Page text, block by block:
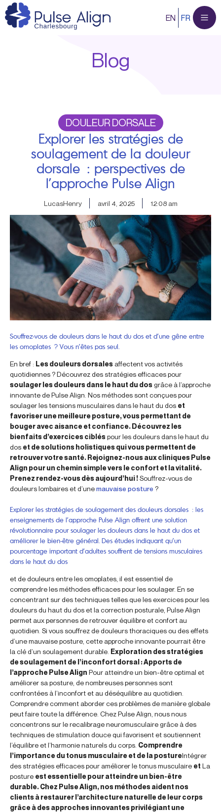
Aller
au
EN FR
Blog
DOULEUR DORSALE
Explorer les stratégies de
soulagement de la douleur
dorsale : perspectives de
l’approche Pulse Align
LucasHenry avril 4, 2025 12:08 am
Souffrez-vous de douleurs dans le haut du dos et d’une gêne entre
les omoplates ? Vous n’êtes pas seul.
En bref : Les douleurs dorsales affectent vos activités
quotidiennes ? Découvrez des stratégies efficaces pour
soulager les douleurs dans le haut du dos grâce à l’approche
innovante de Pulse Align. Nos méthodes sont conçues pour
soulager les tensions musculaires dans le haut du dos et
favoriser une meilleure posture, vous permettant de
bouger avec aisance et confiance. Découvrez les
bienfaits d’exercices cibléspour les douleurs dans le haut du
dos et de solutions holistiques qui vous permettent de
retrouver votre santé. Rejoignez-nous aux cliniques Pulse
Align pour un chemin simple vers le confort et la vitalité.
Prenez rendez-vous dès aujourd’hui !Souffrez-vous de
douleurs lombaires et d’unemauvaise posture ?
Explorer les stratégies de soulagement des douleurs dorsales : les
enseignements de l’approche Pulse Align offrent une solution
révolutionnaire pour soulager les douleurs dans le haut du dos et
améliorer le bien-être général. Des études indiquant qu’un
pourcentage important d’adultes souffrent de tensions musculaires
dans le haut du dos
et de douleurs entre les omoplates, il est essentiel de
comprendre les méthodes efficaces pour les soulager. En se
concentrant sur des techniques telles que les exercices pour les
douleurs du haut du dos et la correction posturale, Pulse Align
permet aux personnes de retrouver équilibre et confort au
quotidien. Si vous souffrez de douleurs thoraciques ou des effets
d’une mauvaise posture, cette approche innovante pourrait être
la clé d’un soulagement durable. Exploration des stratégies
de soulagement de l’inconfort dorsal : Apports de
l’approche Pulse Align Pour atteindre un bien-être optimal et
améliorer sa posture, de nombreuses personnes sont
confrontées à l’inconfort et au déséquilibre au quotidien.
Comprendre comment aborder ces problèmes de manière globale
peut faire toute la différence. Chez Pulse Align, nous nous
concentrons sur le recalibrage neuromusculaire grâce à des
techniques de stimulation douce qui favorisent et soutiennent
l’équilibre et l’harmonie naturels du corps. Comprendre
l’importance du tonus musculaire et de la postureIntégrer
des stratégies efficaces pour améliorer le tonus musculaire et La
posture est essentielle pour atteindre un bien-être
durable. Chez Pulse Align, nos méthodes aident nos
clients à restaurer l’architecture naturelle de leur corps
grâce à des approches innovantes privilégiant une